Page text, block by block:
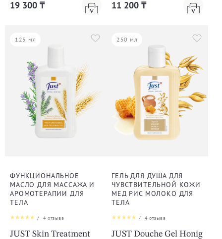
19 300 ₸ 11 200 ₸
125 мл
ФУНКЦИОНАЛЬНОЕ
МАСЛО ДЛЯ МАССАЖА И
АРОМОТЕРАПИИ ДЛЯ
ТЕЛА
/ 4отзыва
JUST Skin Treatment
250 мл
ГЕЛЬ ДЛЯ ДУША ДЛЯ
ЧУВСТВИТЕЛЬНОЙ КОЖИ
МЕД РИС МОЛОКО ДЛЯ
ТЕЛА
/ 4отзыва
JUST Douche Gel Honig